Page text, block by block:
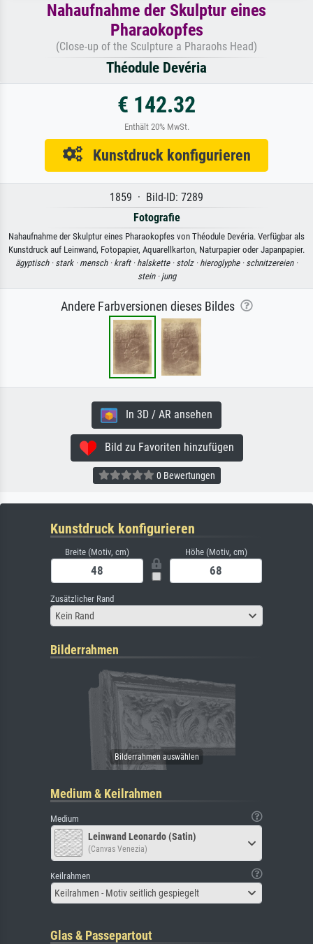
Nahaufnahme der Skulptur eines
Pharaokopfes
(Close-up of the Sculpture a Pharaohs Head)
Théodule Devéria
€ 142.32
Enthält 20% MwSt.
Kunstdruck konfigurieren
1859 · Bild-ID: 7289
Fotografie
Nahaufnahme der Skulptur eines Pharaokopfes von Théodule Devéria. Verfügbar als
Kunstdruck auf Leinwand, Fotopapier, Aquarellkarton, Naturpapier oder Japanpapier.
ägyptisch · stark · mensch · kraft · halskette · stolz · hieroglyphe · schnitzereien ·
stein · jung
Andere Farbversionen dieses Bildes
In 3D / AR ansehen
Bild zu Favoriten hinzufügen
0 Bewertungen
Kunstdruck konfigurieren
Breite (Motiv, cm) Höhe (Motiv, cm)
Zusätzlicher Rand
Kein Rand
Bilderrahmen
Medium & Keilrahmen
Medium
Leinwand Leonardo (Satin)
(Canvas Venezia)
Keilrahmen
Keilrahmen - Motiv seitlich gespiegelt
Glas & Passepartout